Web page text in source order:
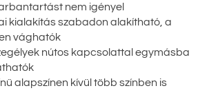
nem igényel
kialakítás szabadon alakítható, a
vághatók
nútos kapcsolattal egymásba
alapszínen kívül több színben is